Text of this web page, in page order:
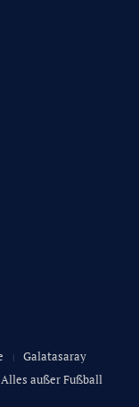
Galatasaray
Alles außer Fußball